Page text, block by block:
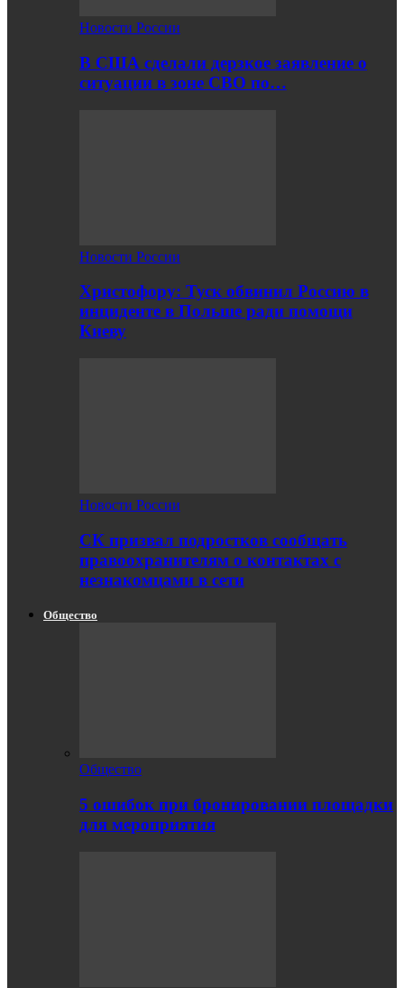
Новости России
В США сделали дерзкое заявление о
ситуации в зоне СВО по…
Новости России
Христофору: Туск обвинил Россию в
инциденте в Польше ради помощи
Киеву
Новости России
СК призвал подростков сообщать
правоохранителям о контактах с
незнакомцами в сети
Общество
Общество
5 ошибок при бронировании площадки
для мероприятия